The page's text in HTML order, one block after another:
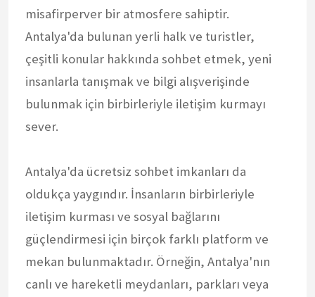
misafirperver bir atmosfere sahiptir.
Antalya'da bulunan yerli halk ve turistler,
çeşitli konular hakkında sohbet etmek, yeni
insanlarla tanışmak ve bilgi alışverişinde
bulunmak için birbirleriyle iletişim kurmayı
sever.
Antalya'da ücretsiz sohbet imkanları da
oldukça yaygındır. İnsanların birbirleriyle
iletişim kurması ve sosyal bağlarını
güçlendirmesi için birçok farklı platform ve
mekan bulunmaktadır. Örneğin, Antalya'nın
canlı ve hareketli meydanları, parkları veya